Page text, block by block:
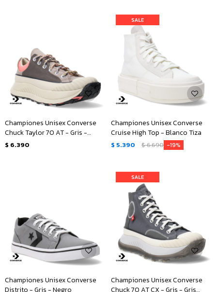
Championes Unisex Converse
Chuck Taylor 70 AT - Gris -
Rosado
$ 6.390
Championes Unisex Converse
Cruise High Top - Blanco Tiza
$ 5.390 $6.690 19
Championes Unisex Converse
Distrito - Gris - Negro
Championes Unisex Converse
Chuck 70 AT CX - Gris - Gris